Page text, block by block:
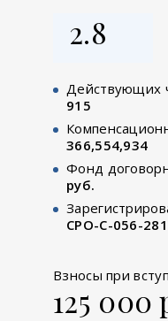
2.8
Действующих
915
366,554,934
Фонд
руб.
СРО-С-056-
Взносы при
125 000